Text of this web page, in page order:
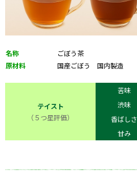
名称
ごぼう茶
原材料
国産ごぼう 国内製造
テイスト
（５つ星評価）
苦味
渋味
香ばしさ
甘み